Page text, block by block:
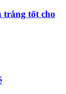
trắng tốt cho